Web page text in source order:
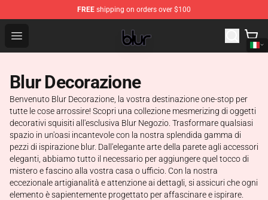
FREE shipping on orders over $100
Open menu
Blur Store - Official Blur Merchandise Shop
Blur Decorazione
Benvenuto Blur Decorazione, la vostra destinazione one-stop per
tutte le cose arrossire! Scopri una collezione mesmerizing di oggetti
decorativi squisiti all'esclusiva Blur Negozio. Trasformare qualsiasi
spazio in un'oasi incantevole con la nostra splendida gamma di
pezzi di ispirazione blur. Dall'elegante arte della parete agli accessori
eleganti, abbiamo tutto il necessario per aggiungere quel tocco di
mistero e fascino alla vostra casa o ufficio. Con la nostra
eccezionale artigianalità e attenzione ai dettagli, si assicuri che ogni
elemento è sapientemente progettato per affascinare e ispirare.